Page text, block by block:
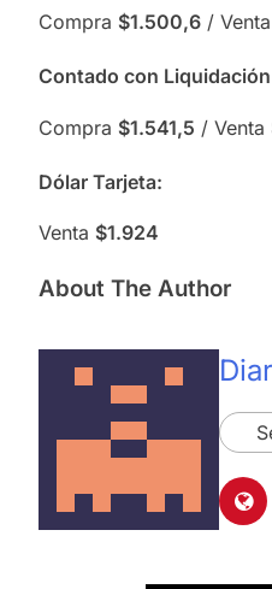
Compra $1.500,6 / Venta
Contado con
Compra $1.541,5 / Venta
Dólar Tarjeta:
Venta $1.924
About The Author